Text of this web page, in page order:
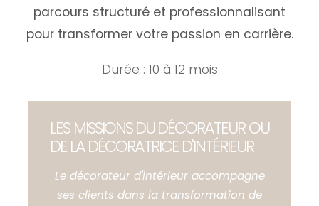
parcours structuré et professionnalisant
pour transformer votre passion en carrière.
Durée : 10 à 12 mois
LES MISSIONS DU DÉCORATEUR OU
DE LA DÉCORATRICE D'INTÉRIEUR
Le décorateur d'intérieur accompagne
ses clients dans la transformation de